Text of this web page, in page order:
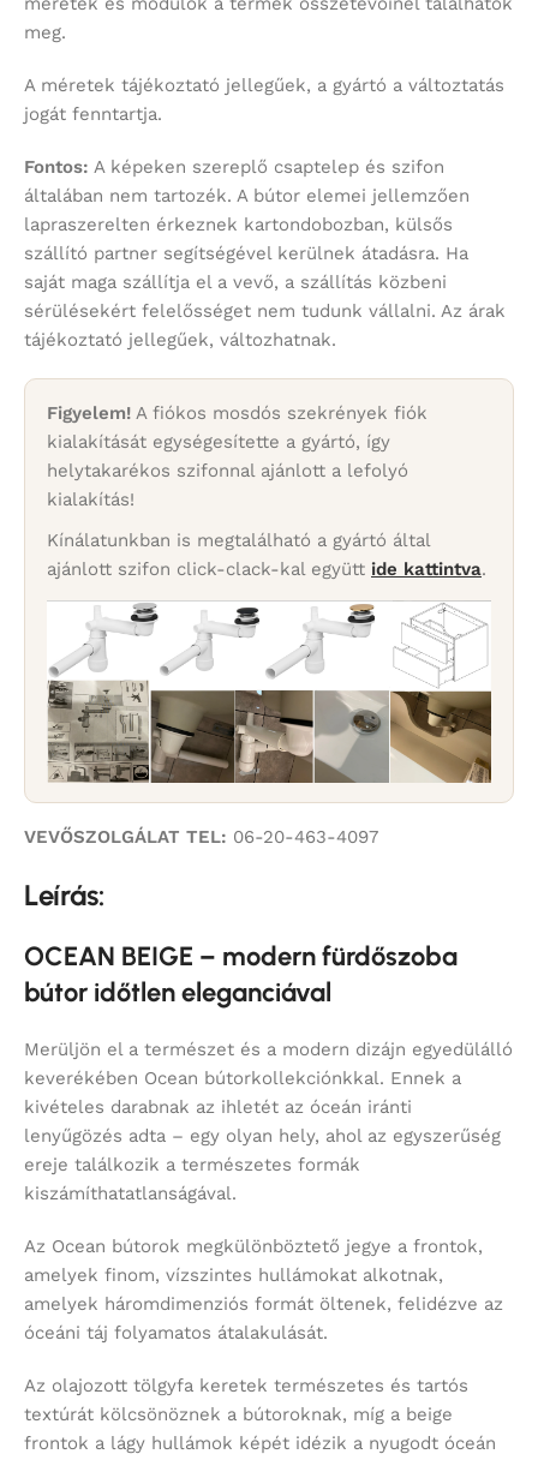
meg.
A méretek tájékoztató jellegűek, a gyártó a változtatás
jogát fenntartja.
Fontos: A képeken szereplő csaptelep és szifon
általában nem tartozék. A bútor elemei jellemzően
lapraszerelten érkeznek kartondobozban, külsős
szállító partner segítségével kerülnek átadásra. Ha
saját maga szállítja el a vevő, a szállítás közbeni
sérülésekért felelősséget nem tudunk vállalni. Az árak
tájékoztató jellegűek, változhatnak.
Figyelem! A fiókos mosdós szekrények fiók
kialakítását egységesítette a gyártó, így
helytakarékos szifonnal ajánlott a lefolyó
kialakítás!
Kínálatunkban is megtalálható a gyártó által
ajánlott szifon click-clack-kal együtt ide kattintva.
VEVŐSZOLGÁLAT TEL: 06-20-463-4097
Leírás:
OCEAN BEIGE – modern fürdőszoba
bútor időtlen eleganciával
Merüljön el a természet és a modern dizájn egyedülálló
keverékében Ocean bútorkollekciónkkal. Ennek a
kivételes darabnak az ihletét az óceán iránti
lenyűgözés adta – egy olyan hely, ahol az egyszerűség
ereje találkozik a természetes formák
kiszámíthatatlanságával.
Az Ocean bútorok megkülönböztető jegye a frontok,
amelyek finom, vízszintes hullámokat alkotnak,
amelyek háromdimenziós formát öltenek, felidézve az
óceáni táj folyamatos átalakulását.
Az olajozott tölgyfa keretek természetes és tartós
textúrát kölcsönöznek a bútoroknak, míg a beige
frontok a lágy hullámok képét idézik a nyugodt óceán